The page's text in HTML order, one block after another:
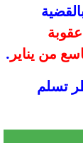
عقوبة
من يناير .
تسلم